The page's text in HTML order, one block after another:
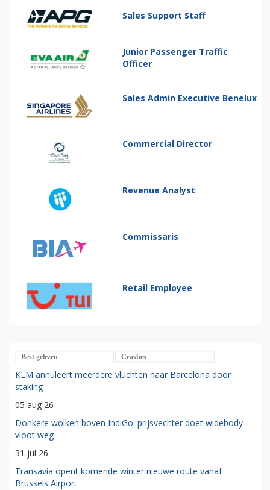
Sales Support Staff
Junior Passenger Traffic
Officer
Sales Admin Executive Benelux
Commercial Director
Revenue Analyst
Commissaris
Retail Employee
Best gelezen Crashes
KLM annuleert meerdere vluchten naar Barcelona door
staking
05 aug 26
Donkere wolken boven IndiGo: prijsvechter doet widebody-
vloot weg
31 jul 26
Transavia opent komende winter nieuwe route vanaf
Brussels Airport